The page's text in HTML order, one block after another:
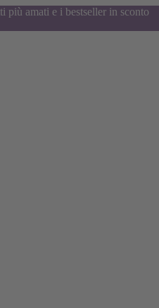
più amati e i bestseller in sconto